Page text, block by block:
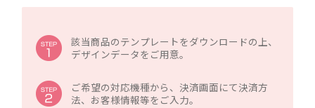
該当商品のテンプレートをダウンロードの上、
デザインデータをご用意。
ご希望の対応機種から、決済画面にて決済方
法、お客様情報等をご入力。